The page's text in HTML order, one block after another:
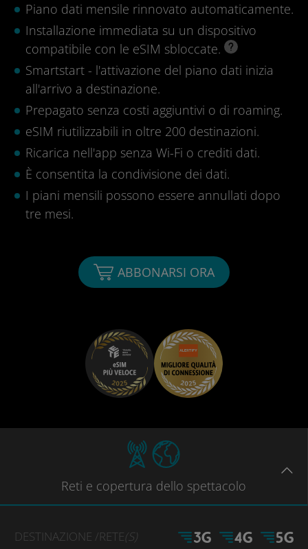
Piano dati mensile rinnovato automaticamente.
Installazione immediata su un dispositivo
compatibile con le eSIM sbloccate.
Smartstart - l'attivazione del piano dati inizia
all'arrivo a destinazione.
Prepagato senza costi aggiuntivi o di roaming.
eSIM riutilizzabili in oltre 200 destinazioni.
Ricarica nell'app senza Wi-Fi o crediti dati.
È consentita la condivisione dei dati.
I piani mensili possono essere annullati dopo
tre mesi.
ABBONARSI ORA
Reti e copertura dello spettacolo
DESTINAZIONE /RETE(S)